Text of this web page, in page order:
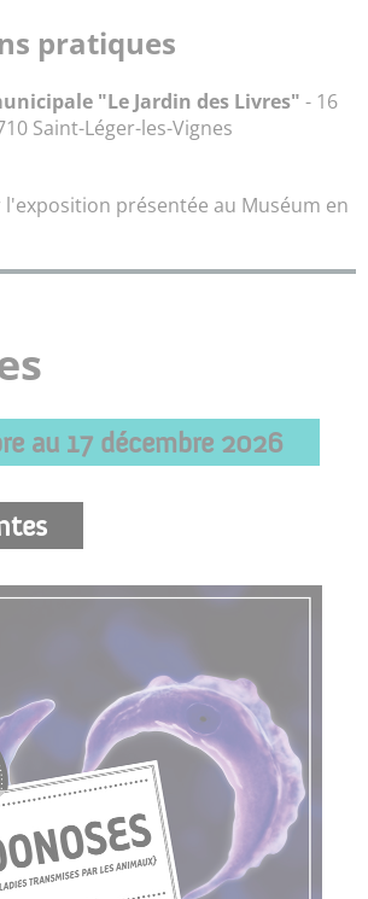
pratiques
"Le Jardin des Livres" - 16
Saint-Léger-les-Vignes
l'exposition présentée au Muséum en
au 17 décembre 2026